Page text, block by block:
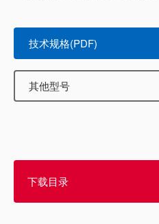
技术规格(PDF)
其他型号
下载目录